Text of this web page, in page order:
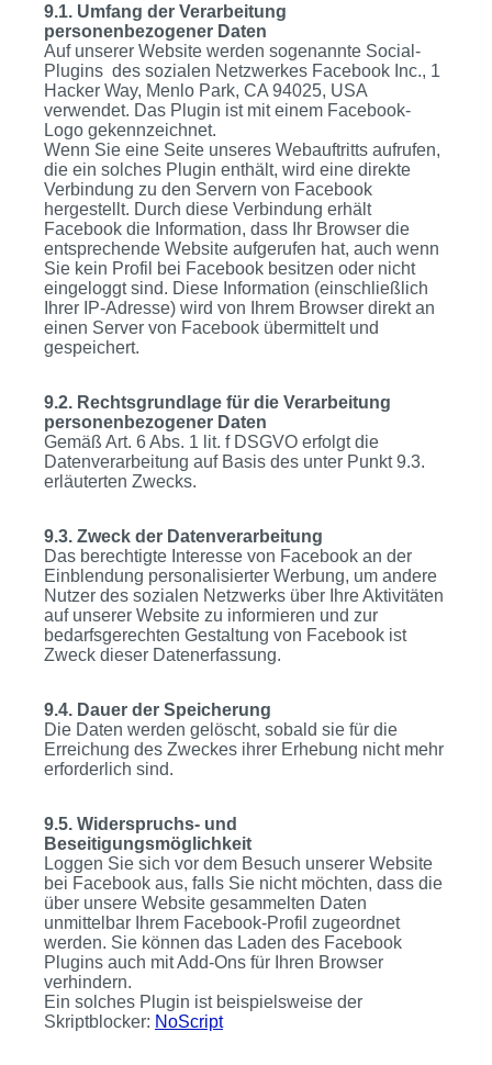
9.1. Umfang der Verarbeitung
personenbezogener Daten
Auf unserer Website werden sogenannte Social-
Plugins des sozialen Netzwerkes Facebook Inc., 1
Hacker Way, Menlo Park, CA 94025, USA
verwendet. Das Plugin ist mit einem Facebook-
Logo gekennzeichnet.
Wenn Sie eine Seite unseres Webauftritts aufrufen,
die ein solches Plugin enthält, wird eine direkte
Verbindung zu den Servern von Facebook
hergestellt. Durch diese Verbindung erhält
Facebook die Information, dass Ihr Browser die
entsprechende Website aufgerufen hat, auch wenn
Sie kein Profil bei Facebook besitzen oder nicht
eingeloggt sind. Diese Information (einschließlich
Ihrer IP-Adresse) wird von Ihrem Browser direkt an
einen Server von Facebook übermittelt und
gespeichert.
9.2. Rechtsgrundlage für die Verarbeitung
personenbezogener Daten
Gemäß Art. 6 Abs. 1 lit. f DSGVO erfolgt die
Datenverarbeitung auf Basis des unter Punkt 9.3.
erläuterten Zwecks.
9.3. Zweck der Datenverarbeitung
Das berechtigte Interesse von Facebook an der
Einblendung personalisierter Werbung, um andere
Nutzer des sozialen Netzwerks über Ihre Aktivitäten
auf unserer Website zu informieren und zur
bedarfsgerechten Gestaltung von Facebook ist
Zweck dieser Datenerfassung.
9.4. Dauer der Speicherung
Die Daten werden gelöscht, sobald sie für die
Erreichung des Zweckes ihrer Erhebung nicht mehr
erforderlich sind.
9.5. Widerspruchs- und
Beseitigungsmöglichkeit
Loggen Sie sich vor dem Besuch unserer Website
bei Facebook aus, falls Sie nicht möchten, dass die
über unsere Website gesammelten Daten
unmittelbar Ihrem Facebook-Profil zugeordnet
werden. Sie können das Laden des Facebook
Plugins auch mit Add-Ons für Ihren Browser
verhindern.
Ein solches Plugin ist beispielsweise der
Skriptblocker: NoScript